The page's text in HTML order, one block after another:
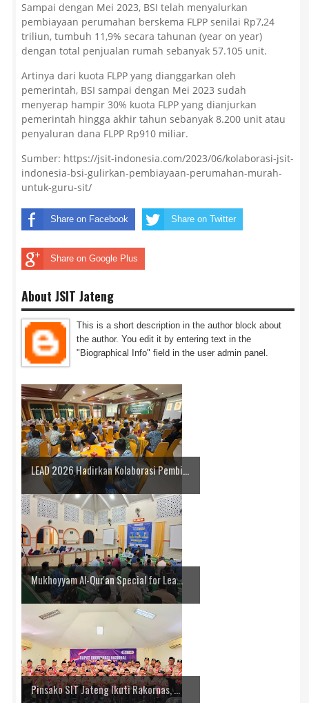
Sampai dengan Mei 2023, BSI telah menyalurkan
pembiayaan perumahan berskema FLPP senilai Rp7,24
triliun, tumbuh 11,9% secara tahunan (year on year)
dengan total penjualan rumah sebanyak 57.105 unit.
Artinya dari kuota FLPP yang dianggarkan oleh
pemerintah, BSI sampai dengan Mei 2023 sudah
menyerap hampir 30% kuota FLPP yang dianjurkan
pemerintah hingga akhir tahun sebanyak 8.200 unit atau
penyaluran dana FLPP Rp910 miliar.
Sumber: https://jsit-indonesia.com/2023/06/kolaborasi-jsit-
indonesia-bsi-gulirkan-pembiayaan-perumahan-murah-
untuk-guru-sit/
Share on Facebook Share on Twitter
Share on Google Plus
About JSIT Jateng
This is a short description in the author block about
the author. You edit it by entering text in the
"Biographical Info" field in the user admin panel.
LEAD 2026 Hadirkan Kolaborasi Pembi...
Mukhoyyam Al-Qur'an Special for Lea...
Pinsako SIT Jateng Ikuti Rakornas, ...